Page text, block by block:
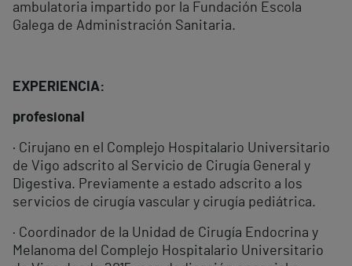
ambulatoria impartido por la Fundación Escola
Galega de Administración Sanitaria.
EXPERIENCIA:
profesional
· Cirujano en el Complejo Hospitalario Universitario
de Vigo adscrito al Servicio de Cirugía General y
Digestiva. Previamente a estado adscrito a los
servicios de cirugía vascular y cirugía pediátrica.
· Coordinador de la Unidad de Cirugía Endocrina y
Melanoma del Complejo Hospitalario Universitario